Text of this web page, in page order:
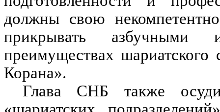
должны свою
прикрывать азбучными
преимуществах шариатского
Корана».
Глава СНБ также